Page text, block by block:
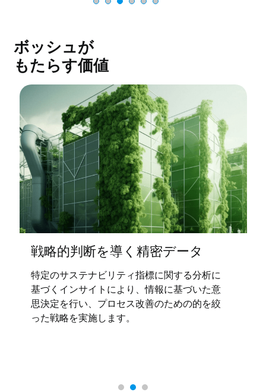
ボッシュが
もたらす価値
精密データ
指標に関する分析に
、情報に基づいた意
改善のための的を絞
自動化されたレポ
分析ツール
自動化されたサステナビリ
定基準により透明性と説明